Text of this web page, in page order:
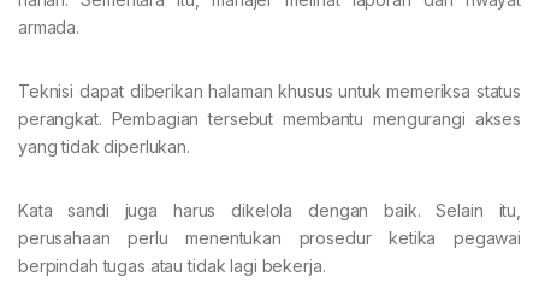
armada.
Teknisi dapat diberikan halaman khusus untuk memeriksa status
perangkat. Pembagian tersebut membantu mengurangi akses
yang tidak diperlukan.
Kata sandi juga harus dikelola dengan baik. Selain itu,
perusahaan perlu menentukan prosedur ketika pegawai
berpindah tugas atau tidak lagi bekerja.